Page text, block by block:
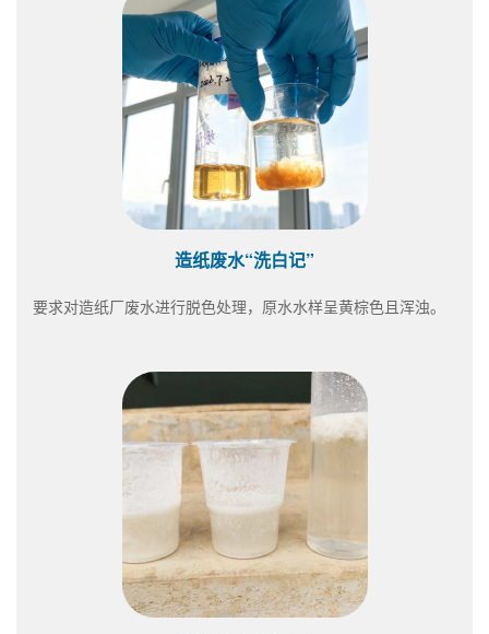
造纸废水“洗白记”
要求对造纸厂废水进行脱色处理，原水水样呈黄棕色且浑浊。